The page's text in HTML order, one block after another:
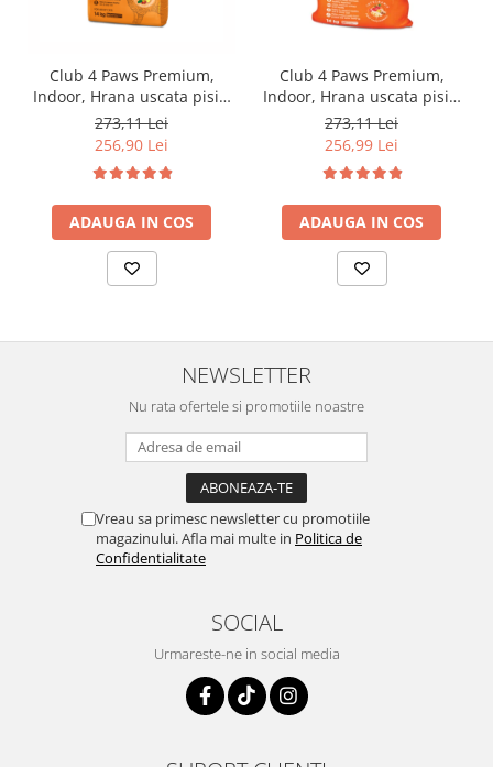
Club 4 Paws Premium,
Indoor, Hrana uscata pisici
adulte, cu miel, 14kg
273,11 Lei
256,90 Lei
ADAUGA IN COS
Club 4 Paws Premium,
Indoor, Hrana uscata pisici
adulte, 14kg
273,11 Lei
256,99 Lei
ADAUGA IN COS
NEWSLETTER
Nu rata ofertele si promotiile noastre
Vreau sa primesc newsletter cu promotiile
magazinului. Afla mai multe in Politica de
Confidentialitate
SOCIAL
Urmareste-ne in social media